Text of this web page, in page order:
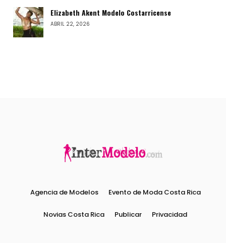
Elizabeth Akent Modelo Costarricense
ABRIL 22, 2026
Agencia de Modelos Evento de Moda Costa Rica
Novias Costa Rica Publicar Privacidad